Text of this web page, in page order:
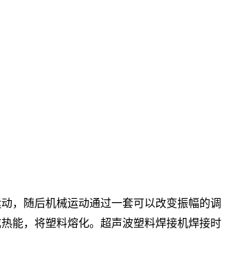
，随后机械运动通过一套可以改变振幅的调
能，将塑料熔化。超声波塑料焊接机焊接时